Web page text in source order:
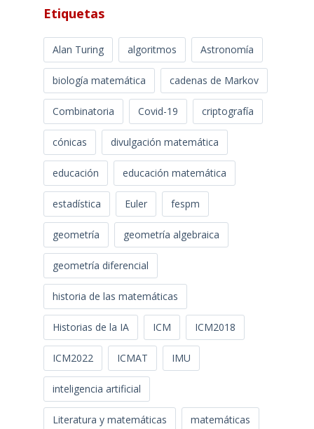
Etiquetas
Alan Turing algoritmos Astronomía
biología matemática cadenas de Markov
Combinatoria Covid-19 criptografía
cónicas divulgación matemática
educación educación matemática
estadística Euler fespm
geometría geometría algebraica
geometría diferencial
historia de las matemáticas
Historias de la IA ICM ICM2018
ICM2022 ICMAT IMU
inteligencia artificial
Literatura y matemáticas matemáticas